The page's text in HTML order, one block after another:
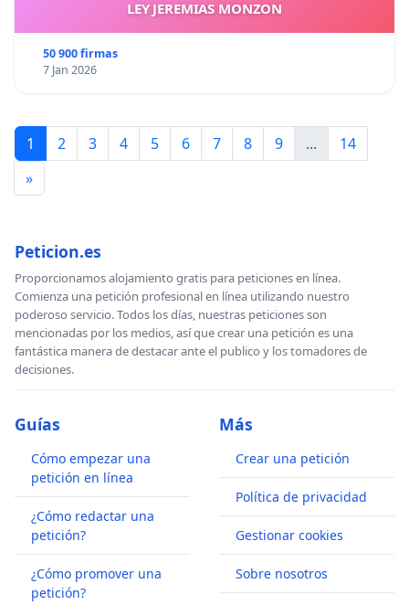
LEY JEREMIAS MONZON
50 900 firmas
7 Jan 2026
1 2 3 4 5 6 7 8 9 ...
14
»
Peticion.es
Proporcionamos alojamiento gratis para peticiones en línea.
Comienza una petición profesional en línea utilizando nuestro
poderoso servicio. Todos los días, nuestras peticiones son
mencionadas por los medios, así que crear una petición es una
fantástica manera de destacar ante el publico y los tomadores de
decisiones.
Guías
Cómo empezar una
petición en línea
¿Cómo redactar una
petición?
¿Cómo promover una
petición?
Más
Crear una petición
Política de privacidad
Gestionar cookies
Sobre nosotros